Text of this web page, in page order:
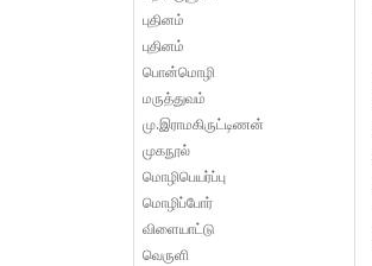
புதினம்
புதினம்
பொன்மொழி
மருத்துவம்
மு.இராமகிருட்டிணன்
முகநூல்
மொழிபெயர்ப்பு
மொழிப்போர்
விளையாட்டு
வெருளி